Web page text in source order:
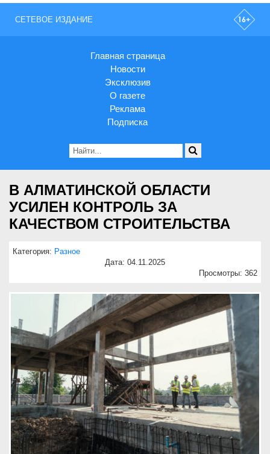
СЕТЕВОЕ ИЗДАНИЕ
Главная страница
Новости
Эксклюзив
О газете
Реклама
Подписка
В АЛМАТИНСКОЙ ОБЛАСТИ
УСИЛЕН КОНТРОЛЬ ЗА
КАЧЕСТВОМ СТРОИТЕЛЬСТВА
Категория: Разное
Дата: 04.11.2025
Просмотры: 362